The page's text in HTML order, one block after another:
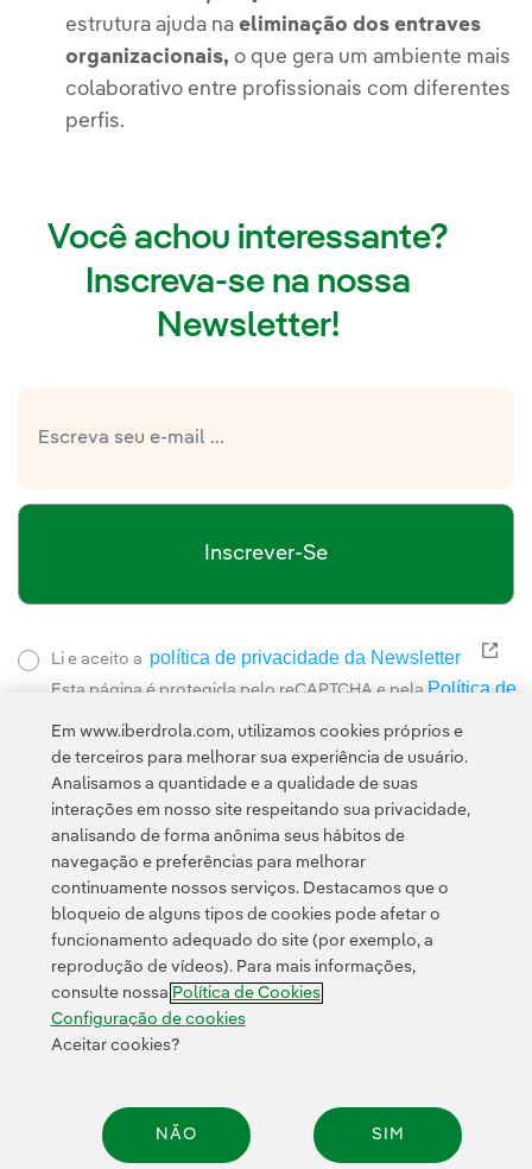
estrutura ajuda na eliminação dos entraves
organizacionais, o que gera um ambiente mais
colaborativo entre profissionais com diferentes
perfis.
Você achou interessante?
Inscreva-se na nossa
Newsletter!
Inscrever-Se
Li e aceito a política de privacidade da Newsletter Link
Esta página é protegida pelo reCAPTCHA e pela Política de
Contato Clientes Política de Privacidade Informação legal
Política de cookies Configuração de cookies Acessibilidade
Canal de denúncias
© 2026 Iberdrola, S.A. Todos os direitos reservados.
Em www.iberdrola.com, utilizamos cookies próprios e
de terceiros para melhorar sua experiência de usuário.
Analisamos a quantidade e a qualidade de suas
interações em nosso site respeitando sua privacidade,
analisando de forma anônima seus hábitos de
navegação e preferências para melhorar
continuamente nossos serviços. Destacamos que o
bloqueio de alguns tipos de cookies pode afetar o
funcionamento adequado do site (por exemplo, a
reprodução de vídeos). Para mais informações,
consulte nossa Política de Cookies
Configuração de cookies
Aceitar cookies?
NÃO SIM